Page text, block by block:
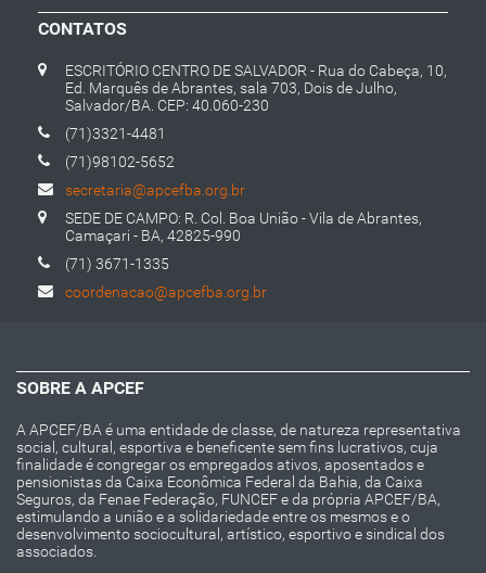
CONTATOS
ESCRITÓRIO CENTRO DE SALVADOR - Rua do Cabeça, 10,
Ed. Marquês de Abrantes, sala 703, Dois de Julho,
Salvador/BA. CEP: 40.060-230
(71)3321-4481
(71)98102-5652
secretaria@apcefba.org.br
SEDE DE CAMPO: R. Col. Boa União - Vila de Abrantes,
Camaçari - BA, 42825-990
(71) 3671-1335
coordenacao@apcefba.org.br
SOBRE A APCEF
A APCEF/BA é uma entidade de classe, de natureza representativa
social, cultural, esportiva e beneficente sem fins lucrativos, cuja
finalidade é congregar os empregados ativos, aposentados e
pensionistas da Caixa Econômica Federal da Bahia, da Caixa
Seguros, da Fenae Federação, FUNCEF e da própria APCEF/BA,
estimulando a união e a solidariedade entre os mesmos e o
desenvolvimento sociocultural, artístico, esportivo e sindical dos
associados.